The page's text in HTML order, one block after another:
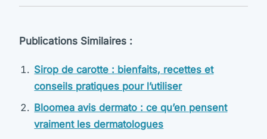
Publications Similaires :
Sirop de carotte : bienfaits, recettes et
conseils pratiques pour l’utiliser
Bloomea avis dermato : ce qu’en pensent
vraiment les dermatologues